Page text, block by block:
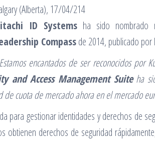
(Alberta), 17/04/214
ID Systemsha sido nombrado
Compassde 2014, publicado
Estamos encantados de ser reconocidos por
and Access Management Suiteha
cuota de mercado ahora en el mercado
para gestionar identidades y derechos de
derechos de seguridad